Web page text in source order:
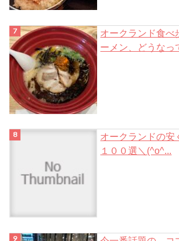
オークランド食べ
ーメン、どうなっ
オークランドの安
１００選＼(^o^...